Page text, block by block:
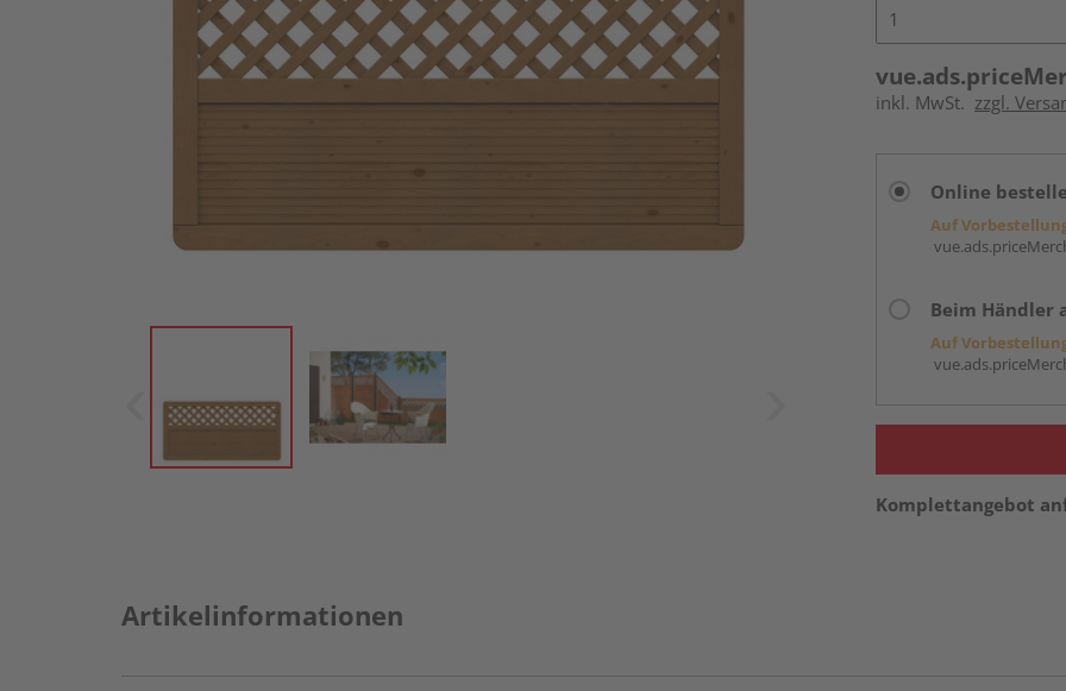
inkl. MwSt. zzgl.
Online
Auf
Beim Händler
Auf
Komplettangebot
Artikelinformationen